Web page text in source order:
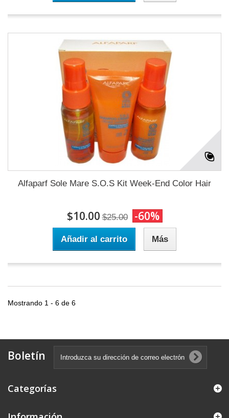
Alfaparf Sole Mare S.O.S Kit Week-End Color Hair
$10.00 $25.00 -60%
Añadir al carrito Más
Mostrando 1 - 6 de 6
Boletín
Categorías